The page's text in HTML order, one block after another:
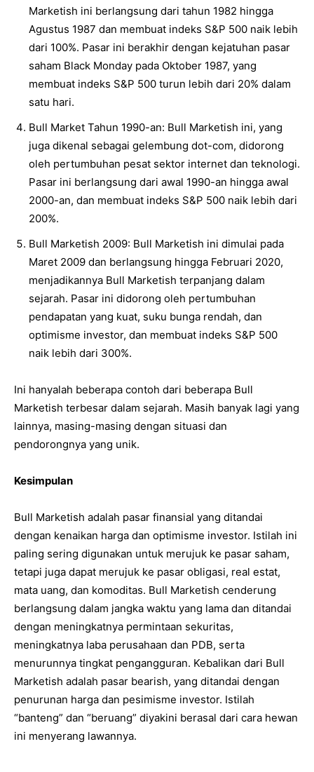
Marketish ini berlangsung dari tahun 1982 hingga
Agustus 1987 dan membuat indeks S&P 500 naik lebih
dari 100%. Pasar ini berakhir dengan kejatuhan pasar
saham Black Monday pada Oktober 1987, yang
membuat indeks S&P 500 turun lebih dari 20% dalam
satu hari.
Bull Market Tahun 1990-an: Bull Marketish ini, yang
juga dikenal sebagai gelembung dot-com, didorong
oleh pertumbuhan pesat sektor internet dan teknologi.
Pasar ini berlangsung dari awal 1990-an hingga awal
2000-an, dan membuat indeks S&P 500 naik lebih dari
200%.
Bull Marketish 2009: Bull Marketish ini dimulai pada
Maret 2009 dan berlangsung hingga Februari 2020,
menjadikannya Bull Marketish terpanjang dalam
sejarah. Pasar ini didorong oleh pertumbuhan
pendapatan yang kuat, suku bunga rendah, dan
optimisme investor, dan membuat indeks S&P 500
naik lebih dari 300%.
Ini hanyalah beberapa contoh dari beberapa Bull
Marketish terbesar dalam sejarah. Masih banyak lagi yang
lainnya, masing-masing dengan situasi dan
pendorongnya yang unik.
Kesimpulan
Bull Marketish adalah pasar finansial yang ditandai
dengan kenaikan harga dan optimisme investor. Istilah ini
paling sering digunakan untuk merujuk ke pasar saham,
tetapi juga dapat merujuk ke pasar obligasi, real estat,
mata uang, dan komoditas. Bull Marketish cenderung
berlangsung dalam jangka waktu yang lama dan ditandai
dengan meningkatnya permintaan sekuritas,
meningkatnya laba perusahaan dan PDB, serta
menurunnya tingkat pengangguran. Kebalikan dari Bull
Marketish adalah pasar bearish, yang ditandai dengan
penurunan harga dan pesimisme investor. Istilah
“banteng” dan “beruang” diyakini berasal dari cara hewan
ini menyerang lawannya.